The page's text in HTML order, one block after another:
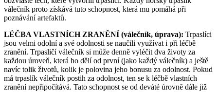
válečník proto získává tuto schopnost, která mu pomáhá při
poznávání artefaktů.
LÉČBA VLASTNÍCH ZRANĚNÍ (válečník, úprava): Trpaslíci
jsou velmi odolní a své odolnosti se naučili využívat i při léčbě
zranění. Trpasličí válečník si může denně vyléčit dva životy za
každou úroveň, která ho dělí od první (jako každý válečník) a ještě
navíc tolik životů, kolik je polovina jeho bonusu za odolnost. Pokud
má trpaslík válečník postih za odolnost, ten se k léčbě vlastních
zranění nepřipočítává. Tato schopnost se od deváté úrovně dále již